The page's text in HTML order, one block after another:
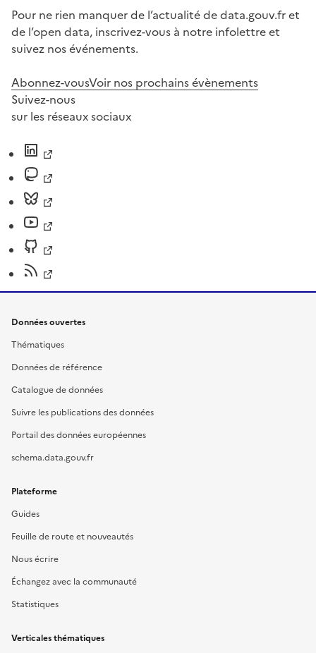
Pour ne rien manquer de l’actualité de data.gouv.fr et
de l’open data, inscrivez-vous à notre infolettre et
suivez nos événements.
Abonnez-vousVoir nos prochains évènements
Suivez-nous
sur les réseaux sociaux
Données ouvertes
Thématiques
Données de référence
Catalogue de données
Suivre les publications des données
Portail des données européennes
schema.data.gouv.fr
Plateforme
Guides
Feuille de route et nouveautés
Nous écrire
Échangez avec la communauté
Statistiques
Verticales thématiques